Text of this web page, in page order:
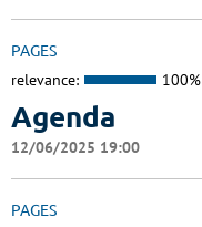
PAGES
relevance: 100%
Agenda
12/06/2025 19:00
PAGES